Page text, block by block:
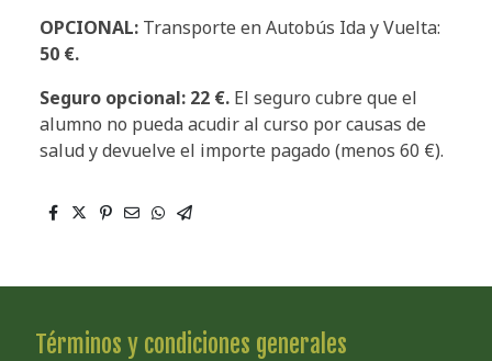
OPCIONAL: Transporte en Autobús Ida y Vuelta:
50 €.
Seguro opcional: 22 €. El seguro cubre que el
alumno no pueda acudir al curso por causas de
salud y devuelve el importe pagado (menos 60 €).
Términos y condiciones generales